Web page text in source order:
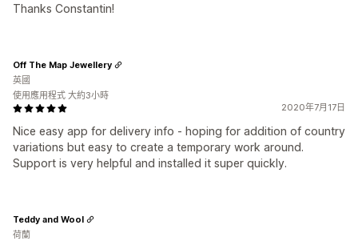
Thanks Constantin!
2020年7月17日
Nice easy app for delivery info - hoping for addition of country
variations but easy to create a temporary work around.
Support is very helpful and installed it super quickly.
Off The Map Jewellery
英國
使用應用程式 大約3小時
Teddy and Wool
荷蘭